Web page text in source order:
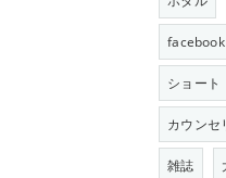
facebook
ショート
カウンセ
雑誌